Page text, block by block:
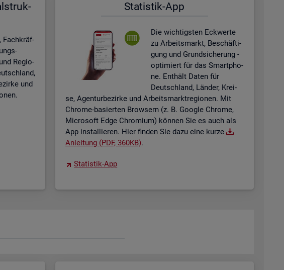
Fach­kräf­
Re­gio­
und
Sta­tis­tik-App
Die wich­tigs­ten Eck­wer­te
zu Ar­beits­markt, Be­schäf­ti­
gung und Grund­si­che­rung -
op­ti­miert für das Smart­pho­
ne. Ent­hält Daten für
Deutsch­land, Län­der, Krei­
se, Agen­tur­be­zir­ke und Ar­beits­markt­re­gio­nen. Mit
Chro­me-ba­sier­ten Brow­sern (z. B. Goog­le Chro­me,
Mi­cro­soft Edge Chro­mi­um) kön­nen Sie es auch als
App in­stal­lie­ren. Hier fin­den Sie dazu eine kurze
An­lei­tung (PDF, 360KB).
Sta­tis­tik-App